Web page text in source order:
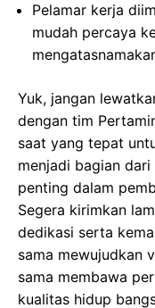
Pelamar kerja
mudah percaya
Yuk, jangan
dengan tim
saat yang tepat
menjadi bagian
penting dalam
Segera kirimkan
dedikasi serta
sama mewujudkan
sama membawa
kualitas hidup